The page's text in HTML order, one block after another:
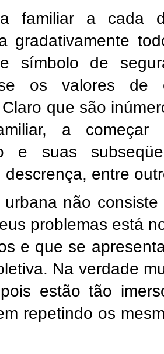
familiar a cada
gradativamente
símbolo de
se os valores de
que são
a começar
e suas
descrença, entre
não
problemas está
e que se
Na verdade
estão tão
repetindo os